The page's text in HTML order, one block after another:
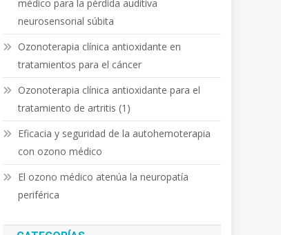
médico para la pérdida auditiva
neurosensorial súbita
Ozonoterapia clínica antioxidante en
tratamientos para el cáncer
Ozonoterapia clínica antioxidante para el
tratamiento de artritis (1)
Eficacia y seguridad de la autohemoterapia
con ozono médico
El ozono médico atenúa la neuropatía
periférica